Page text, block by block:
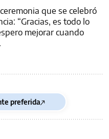
que se celebró
“Gracias, es todo lo
mejorar cuando
preferida